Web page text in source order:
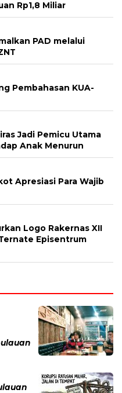
Rp1,8 Miliar
PAD melalui
Pembahasan KUA-
Jadi Pemicu Utama
Anak Menurun
Apresiasi Para Wajib
Logo Rakernas XII
Episentrum